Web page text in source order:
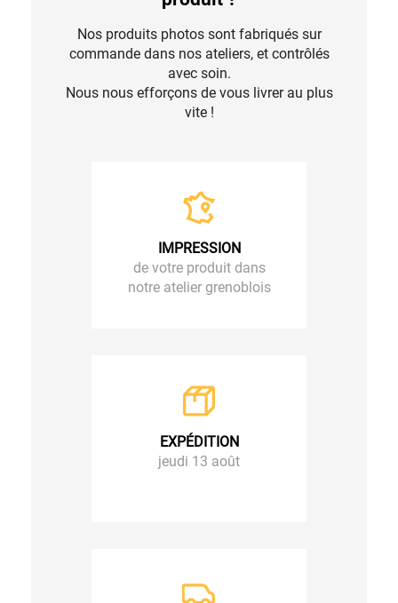
Nos produits photos sont fabriqués sur
commande dans nos ateliers, et contrôlés
avec soin.
Nous nous efforçons de vous livrer au plus
vite !
IMPRESSION
de votre produit dans
notre atelier grenoblois
EXPÉDITION
jeudi 13 août